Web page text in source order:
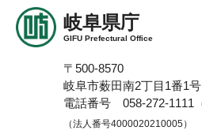
岐阜県庁
GIFU Prefectural Office
〒500-8570
岐阜市薮田南2丁目1番1号
電話番号 058-272-1111
（法人番号4000020210005）